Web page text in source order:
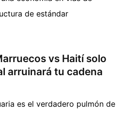
de estándar
vs Haití solo
arruinará tu cadena
es el verdadero pulmón de